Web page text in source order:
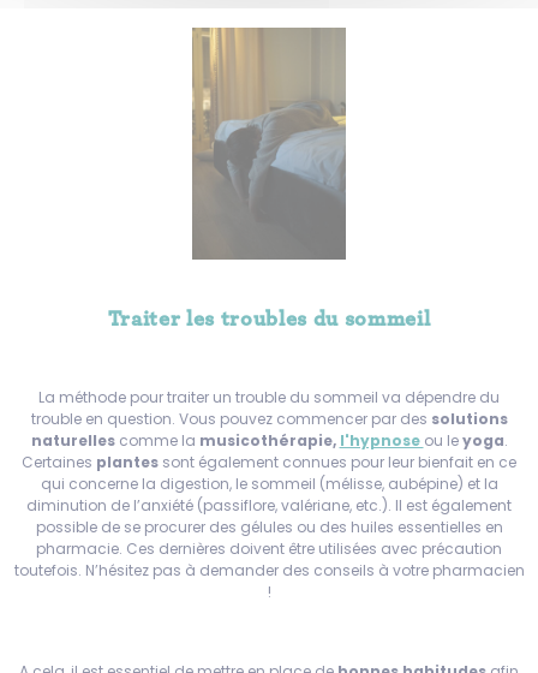
Traiter les troubles du sommeil
La méthode pour traiter un trouble du sommeil va dépendre du
trouble en question. Vous pouvez commencer par des solutions
naturellescomme la musicothérapie, l'hypnose ou leyoga.
Certaines plantes sont également connues pour leur bienfait en ce
qui concerne la digestion, le sommeil (mélisse, aubépine) et la
diminution de l’anxiété (passiflore, valériane, etc.). Il est également
possible de se procurer des gélules ou des huiles essentielles en
pharmacie. Ces dernières doivent être utilisées avec précaution
toutefois. N’hésitez pas à demander des conseils à votre pharmacien
!